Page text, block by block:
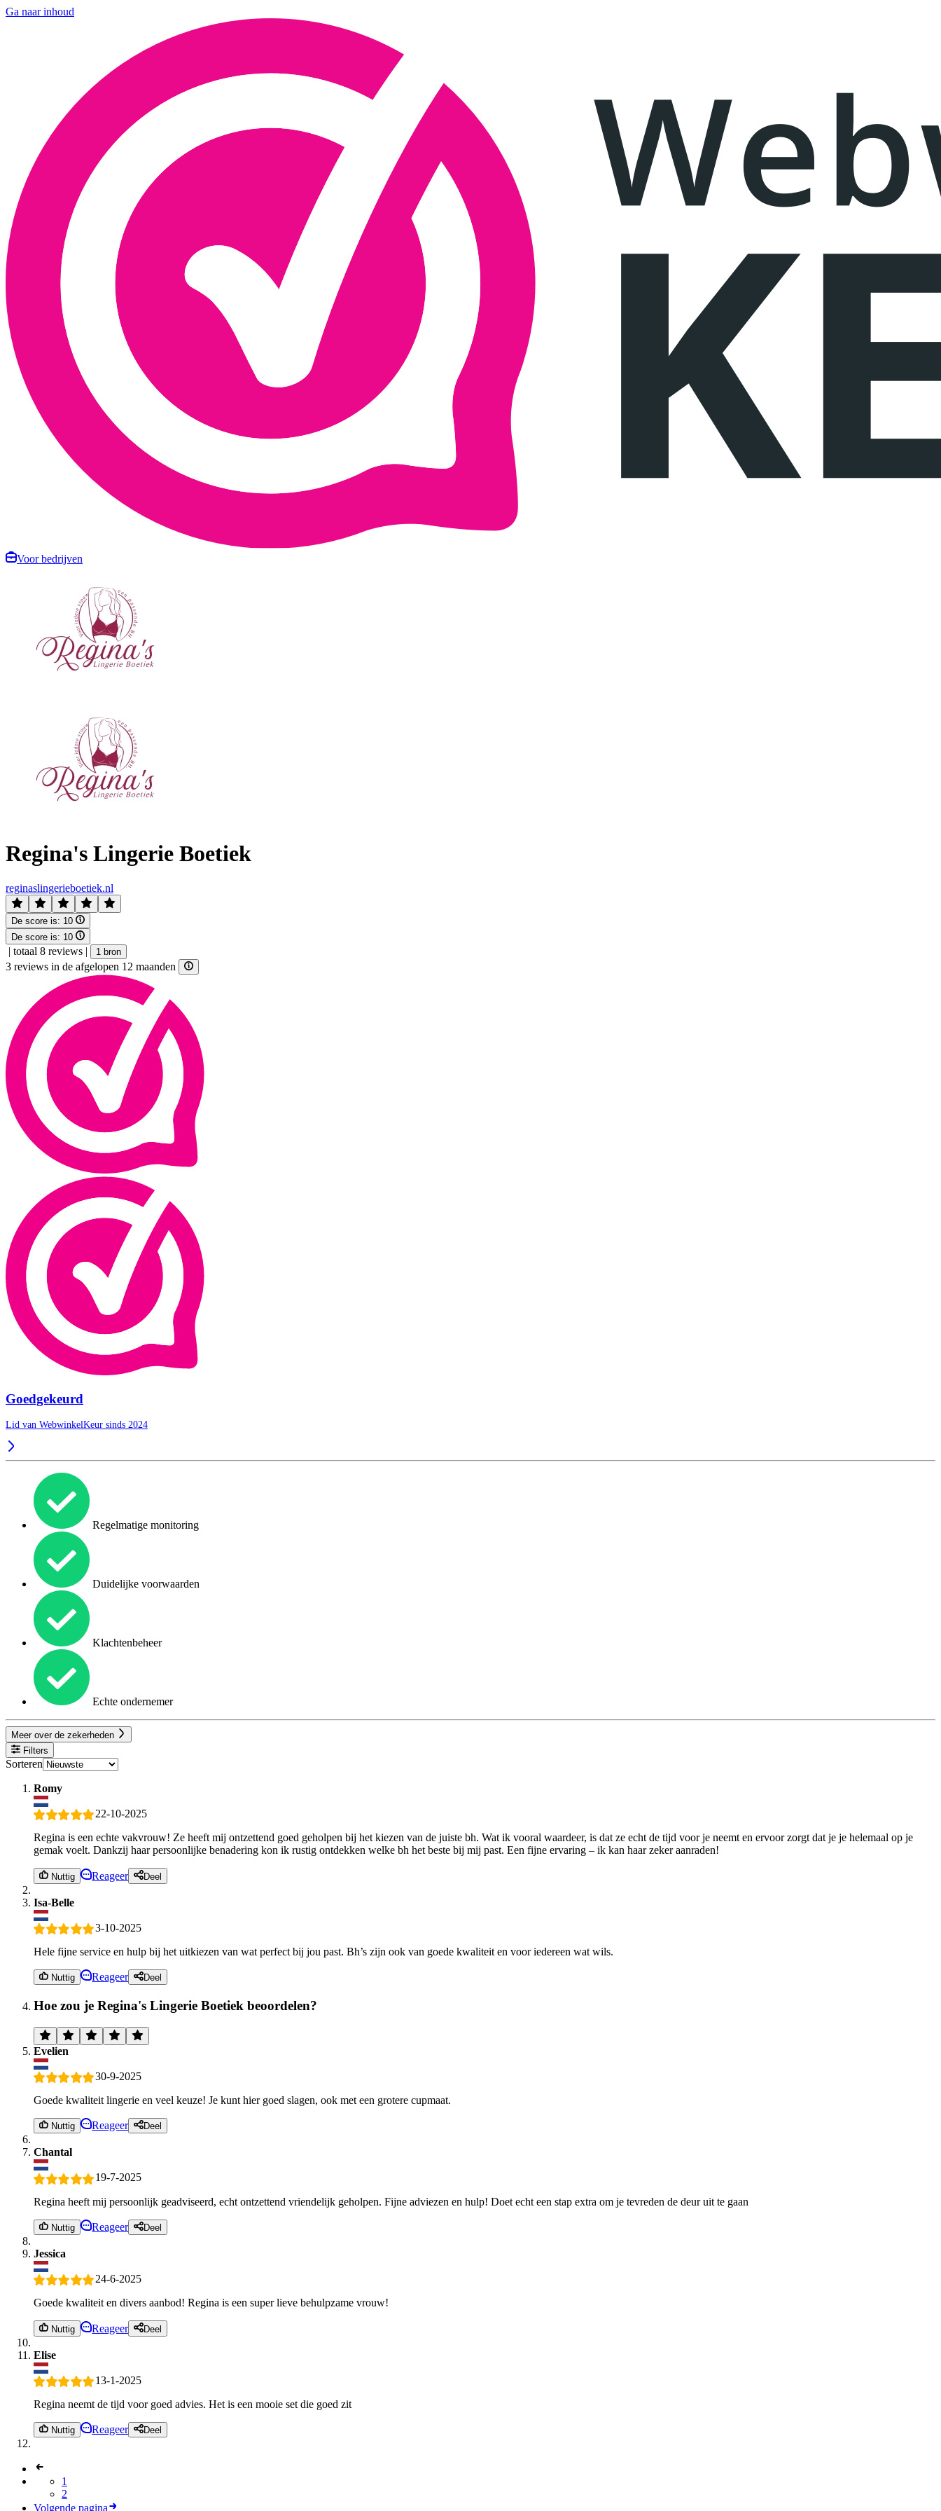
Ga naar inhoud
Voor bedrijven
Regina's Lingerie Boetiek
reginaslingerieboetiek.nl
De score is: 10
De score is: 10
| totaal 8 reviews | 1 bron
3 reviews in de afgelopen 12 maanden
Goedgekeurd
Lid van WebwinkelKeur sinds 2024
Regelmatige monitoring
Duidelijke voorwaarden
Klachtenbeheer
Echte ondernemer
Meer over de zekerheden
Filters
Sorteren
Romy
22-10-2025
Regina is een echte vakvrouw! Ze heeft mij ontzettend goed geholpen bij het kiezen van de juiste bh. Wat ik vooral waardeer, is dat ze echt de tijd voor je neemt en ervoor zorgt dat je je helemaal op je
gemak voelt. Dankzij haar persoonlijke benadering kon ik rustig ontdekken welke bh het beste bij mij past. Een fijne ervaring – ik kan haar zeker aanraden!
Nuttig Reageer Deel
Isa-Belle
3-10-2025
Hele fijne service en hulp bij het uitkiezen van wat perfect bij jou past. Bh’s zijn ook van goede kwaliteit en voor iedereen wat wils.
Nuttig Reageer Deel
Hoe zou je Regina's Lingerie Boetiek beoordelen?
Evelien
30-9-2025
Goede kwaliteit lingerie en veel keuze! Je kunt hier goed slagen, ook met een grotere cupmaat.
Nuttig Reageer Deel
Chantal
19-7-2025
Regina heeft mij persoonlijk geadviseerd, echt ontzettend vriendelijk geholpen. Fijne adviezen en hulp! Doet echt een stap extra om je tevreden de deur uit te gaan
Nuttig Reageer Deel
Jessica
24-6-2025
Goede kwaliteit en divers aanbod! Regina is een super lieve behulpzame vrouw!
Nuttig Reageer Deel
Elise
13-1-2025
Regina neemt de tijd voor goed advies. Het is een mooie set die goed zit
Nuttig Reageer Deel
1
2
Volgende pagina